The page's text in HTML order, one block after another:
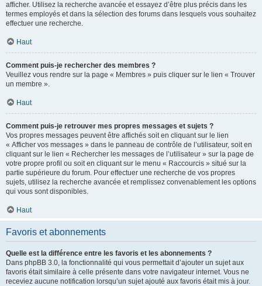
afficher. Utilisez la recherche avancée et essayez d’être plus précis dans les
termes employés et dans la sélection des forums dans lesquels vous souhaitez
effectuer une recherche.
Haut
Comment puis-je rechercher des membres ?
Veuillez vous rendre sur la page « Membres » puis cliquer sur le lien « Trouver
un membre ».
Haut
Comment puis-je retrouver mes propres messages et sujets ?
Vos propres messages peuvent être affichés soit en cliquant sur le lien
« Afficher vos messages » dans le panneau de contrôle de l’utilisateur, soit en
cliquant sur le lien « Rechercher les messages de l’utilisateur » sur la page de
votre propre profil ou soit en cliquant sur le menu « Raccourcis » situé sur la
partie supérieure du forum. Pour effectuer une recherche de vos propres
sujets, utilisez la recherche avancée et remplissez convenablement les options
qui vous sont disponibles.
Haut
Favoris et abonnements
Quelle est la différence entre les favoris et les abonnements ?
Dans phpBB 3.0, la fonctionnalité qui vous permettait d’ajouter un sujet aux
favoris était similaire à celle présente dans votre navigateur internet. Vous ne
receviez aucune notification lorsqu’un sujet ajouté aux favoris était mis à jour.